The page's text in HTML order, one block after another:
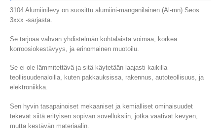
3104 Alumiinilevy on suosittu alumiini-manganilainen (Al-mn) Seos
3xxx -sarjasta.
Se tarjoaa vahvan yhdistelmän kohtalaista voimaa, korkea
korroosiokestävyys, ja erinomainen muotoilu.
Se ei ole lämmitettävä ja sitä käytetään laajasti kaikilla
teollisuudenaloilla, kuten pakkauksissa, rakennus, autoteollisuus, ja
elektroniikka.
Sen hyvin tasapainoiset mekaaniset ja kemialliset ominaisuudet
tekevät siitä erityisen sopivan sovelluksiin, jotka vaativat kevyen,
mutta kestävän materiaalin.